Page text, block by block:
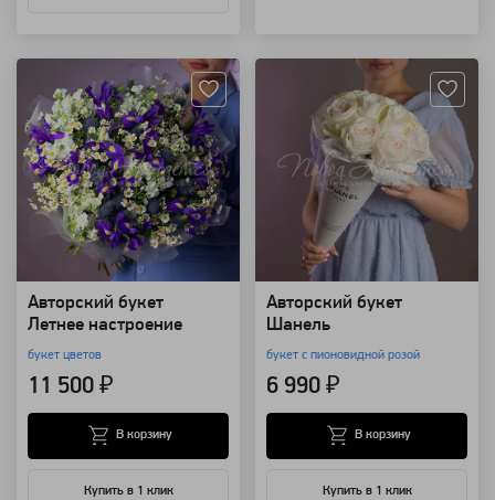
Авторский букет
Летнее настроение
букет цветов
11 500 ₽
Купить в 1 клик
В корзину
Авторский букет
Шанель
букет с пионовидной розой
6 990 ₽
Купить в 1 клик
В корзину